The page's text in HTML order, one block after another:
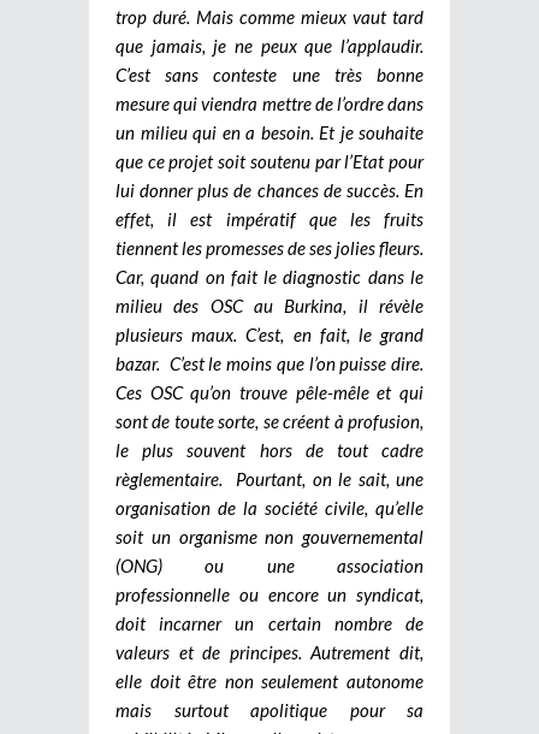
trop duré. Mais comme mieux vaut tard
que jamais, je ne peux que l’applaudir.
C’est sans conteste une très bonne
mesure qui viendra mettre de l’ordre dans
un milieu qui en a besoin. Et je souhaite
que ce projet soit soutenu par l’Etat pour
lui donner plus de chances de succès. En
effet, il est impératif que les fruits
tiennent les promesses de ses jolies fleurs.
Car, quand on fait le diagnostic dans le
milieu des OSC au Burkina, il révèle
plusieurs maux. C’est, en fait, le grand
bazar. C’est le moins que l’on puisse dire.
Ces OSC qu’on trouve pêle-mêle et qui
sont de toute sorte, se créent à profusion,
le plus souvent hors de tout cadre
règlementaire. Pourtant, on le sait, une
organisation de la société civile, qu’elle
soit un organisme non gouvernemental
(ONG) ou une association
professionnelle ou encore un syndicat,
doit incarner un certain nombre de
valeurs et de principes. Autrement dit,
elle doit être non seulement autonome
mais surtout apolitique pour sa